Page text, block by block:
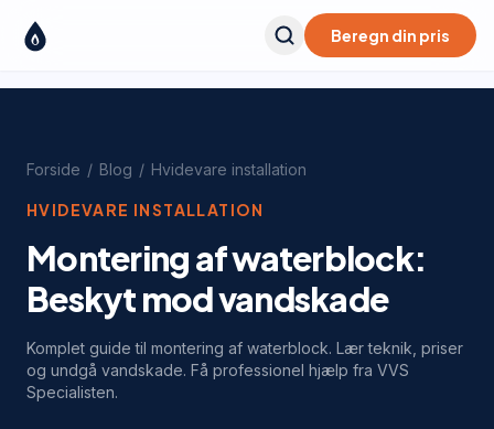
Beregn din pris
Forside / Blog / Hvidevare installation
HVIDEVARE INSTALLATION
Montering af waterblock:
Beskyt mod vandskade
Komplet guide til montering af waterblock. Lær teknik, priser
og undgå vandskade. Få professionel hjælp fra VVS
Specialisten.